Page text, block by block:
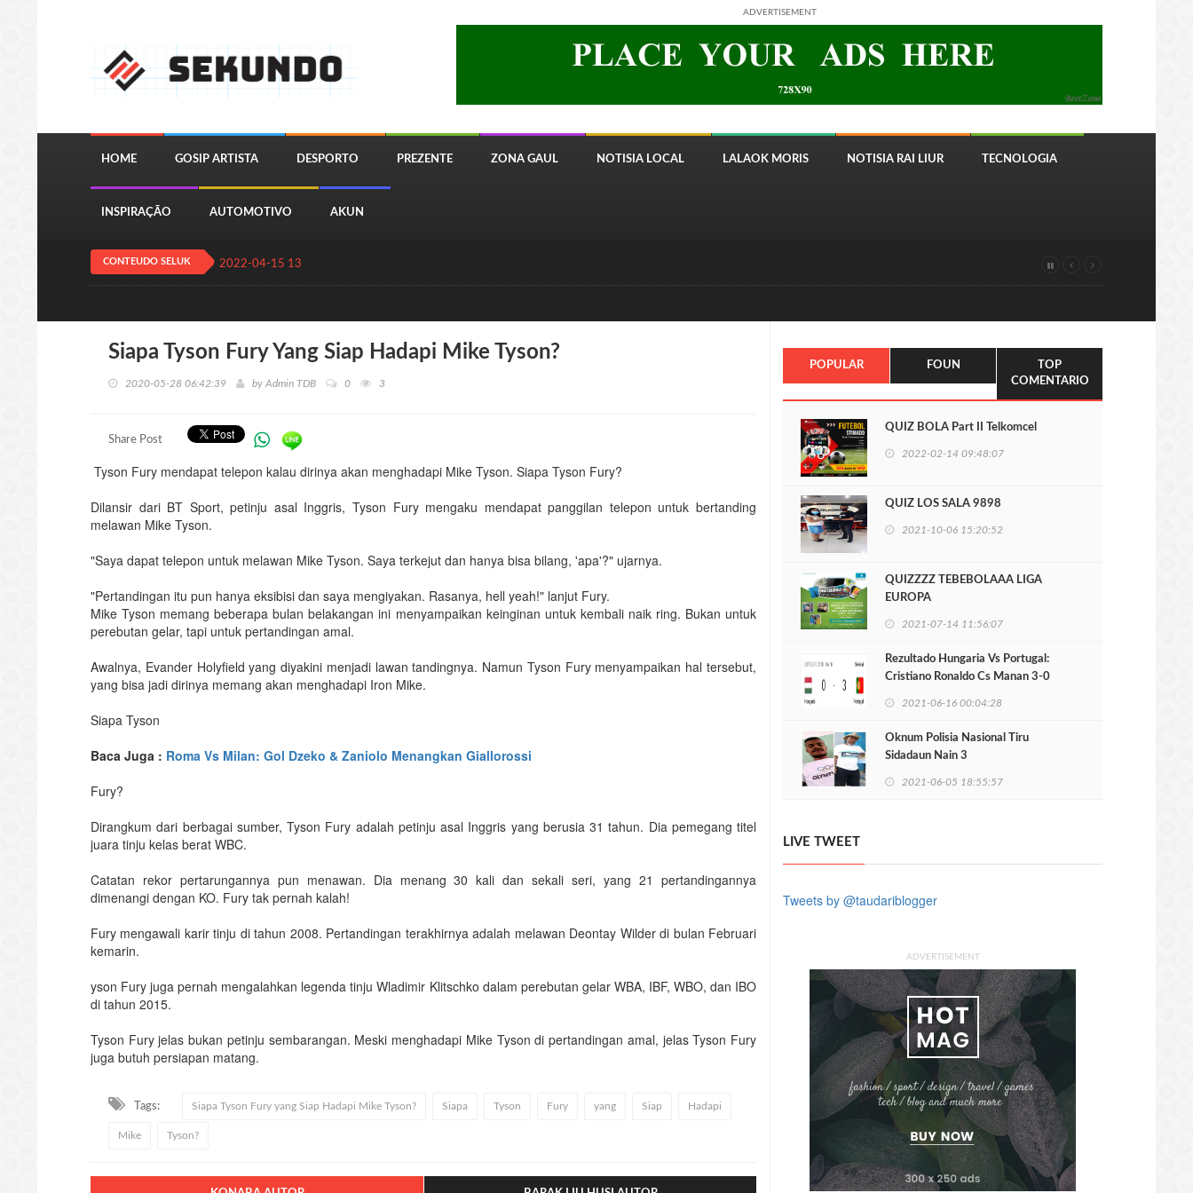
ADVERTISEMENT
HOME GOSIP ARTISTA DESPORTO PREZENTE ZONA GAUL NOTISIA LOCAL LALAOK MORIS NOTISIA RAI LIUR TECNOLOGIA
INSPIRAÇÃO AUTOMOTIVO AKUN
CONTEUDO SELUK 2022-04-15 13:24:11
Siapa Tyson Fury Yang Siap Hadapi Mike Tyson?
2020-05-28 06:42:39 by Admin TDB 0 3
Share Post
Tyson Fury mendapat telepon kalau dirinya akan menghadapi Mike Tyson. Siapa Tyson Fury?
Dilansir dari BT Sport, petinju asal Inggris, Tyson Fury mengaku mendapat panggilan telepon untuk bertanding
melawan Mike Tyson.
"Saya dapat telepon untuk melawan Mike Tyson. Saya terkejut dan hanya bisa bilang, 'apa'?" ujarnya.
"Pertandingan itu pun hanya eksibisi dan saya mengiyakan. Rasanya, hell yeah!" lanjut Fury.
Mike Tyson memang beberapa bulan belakangan ini menyampaikan keinginan untuk kembali naik ring. Bukan untuk
perebutan gelar, tapi untuk pertandingan amal.
Awalnya, Evander Holyfield yang diyakini menjadi lawan tandingnya. Namun Tyson Fury menyampaikan hal tersebut,
yang bisa jadi dirinya memang akan menghadapi Iron Mike.
Siapa Tyson
Baca Juga : Roma Vs Milan: Gol Dzeko & Zaniolo Menangkan Giallorossi
Fury?
Dirangkum dari berbagai sumber, Tyson Fury adalah petinju asal Inggris yang berusia 31 tahun. Dia pemegang titel
juara tinju kelas berat WBC.
Catatan rekor pertarungannya pun menawan. Dia menang 30 kali dan sekali seri, yang 21 pertandingannya
dimenangi dengan KO. Fury tak pernah kalah!
Fury mengawali karir tinju di tahun 2008. Pertandingan terakhirnya adalah melawan Deontay Wilder di bulan Februari
kemarin.
yson Fury juga pernah mengalahkan legenda tinju Wladimir Klitschko dalam perebutan gelar WBA, IBF, WBO, dan IBO
di tahun 2015.
Tyson Fury jelas bukan petinju sembarangan. Meski menghadapi Mike Tyson di pertandingan amal, jelas Tyson Fury
juga butuh persiapan matang.
Tags: Siapa Tyson Fury yang Siap Hadapi Mike Tyson? Siapa Tyson Fury yang Siap Hadapi
Mike Tyson?
POPULAR FOUN
TOP
COMENTARIO
QUIZ BOLA Part II Telkomcel
2022-02-14 09:48:07
QUIZ LOS SALA 9898
2021-10-06 15:20:52
QUIZZZZ TEBEBOLAAA LIGA
EUROPA
2021-07-14 11:56:07
Rezultado Hungaria Vs Portugal:
Cristiano Ronaldo Cs Manan 3-0
2021-06-16 00:04:28
Oknum Polisia Nasional Tiru
Sidadaun Nain 3
2021-06-05 18:55:57
LIVE TWEET
Tweets by @taudariblogger
ADVERTISEMENT